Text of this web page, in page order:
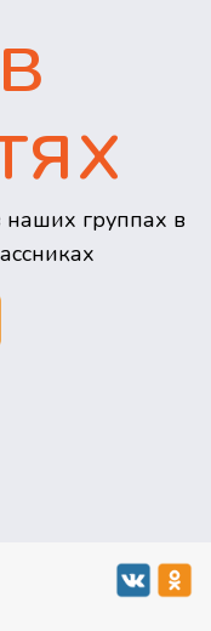
группах в